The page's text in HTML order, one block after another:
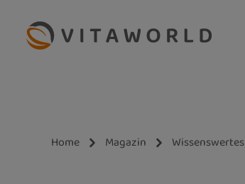
Hauptinhalt springen
Zur Suche springen
Zur Hauptnavigation springen
Home Magazin Wissenswertes